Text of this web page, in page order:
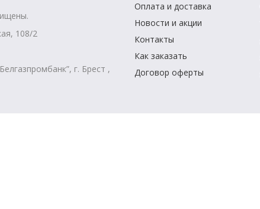
108/2
г. Брест ,
Оплата и доставка
Новости и акции
Контакты
Как заказать
Договор оферты